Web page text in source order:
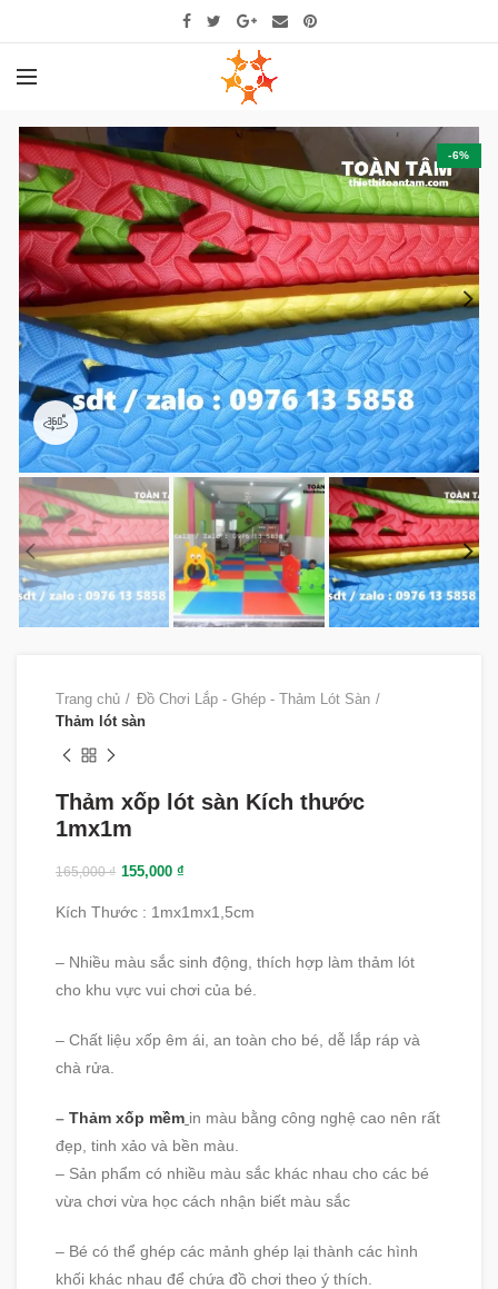
-6%
360 product view
Trang chủ
Đồ Chơi Lắp - Ghép - Thảm Lót Sàn
Thảm lót sàn
Thảm xốp lót sàn Kích thước
1mx1m
165,000₫ 155,000 ₫
Kích Thước : 1mx1mx1,5cm
– Nhiều màu sắc sinh động, thích hợp làm thảm lót
cho khu vực vui chơi của bé.
– Chất liệu xốp êm ái, an toàn cho bé, dễ lắp ráp và
chà rửa.
– Thảm xốp mềm in màu bằng công nghệ cao nên rất
đẹp, tinh xảo và bền màu.
– Sản phẩm có nhiều màu sắc khác nhau cho các bé
vừa chơi vừa học cách nhận biết màu sắc
– Bé có thể ghép các mảnh ghép lại thành các hình
khối khác nhau để chứa đồ chơi theo ý thích.